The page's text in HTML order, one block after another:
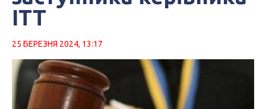
ІТТ
25 БЕРЕЗНЯ 2024, 13:17